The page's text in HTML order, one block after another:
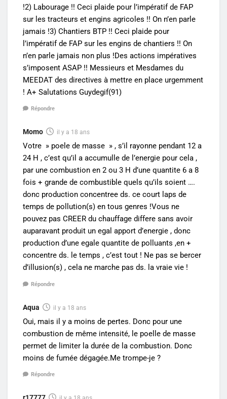
!2) Labourage !! Ceci plaide pour l’impératif de FAP
sur les tracteurs et engins agricoles !! On n’en parle
jamais !3) Chantiers BTP !! Ceci plaide pour
l’impératif de FAP sur les engins de chantiers !! On
n’en parle jamais non plus !Des actions impératives
s’imposent ASAP !! Messieurs et Mesdames du
MEEDAT des directives à mettre en place urgemment
! A+ Salutations Guydegif(91)
Répondre
Momo il y a 18 ans
Votre » poele de masse » , s’il rayonne pendant 12 a
24 H , c’est qu’il a accumulle de l’energie pour cela ,
par une combustion en 2 ou 3 H d’une quantite 6 a 8
fois + grande de combustible quels qu’ils soient ….
donc production concentree ds. ce court laps de
temps de pollution(s) en tous genres !Vous ne
pouvez pas CREER du chauffage differe sans avoir
auparavant produit un egal apport d’energie , donc
production d’une egale quantite de polluants ,en +
concentre ds. le temps , c’est tout ! Ne pas se bercer
d’illusion(s) , cela ne marche pas ds. la vraie vie !
Répondre
Aqua il y a 18 ans
Oui, mais il y a moins de pertes. Donc pour une
combustion de même intensité, le poelle de masse
permet de limiter la durée de la combustion. Donc
moins de fumée dégagée.Me trompe-je ?
Répondre